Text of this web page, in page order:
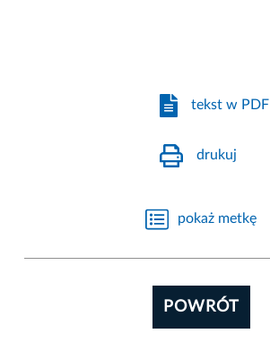
tekst w PDF
drukuj
pokaż metkę
POWRÓT